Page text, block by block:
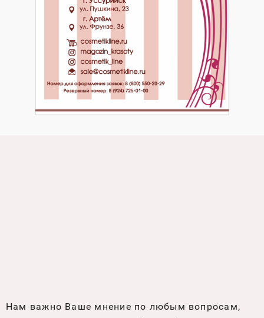
Нам важно Ваше мнение по любым вопросам,